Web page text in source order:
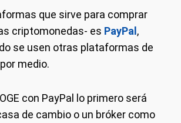
que sirve para comprar
criptomonedas- es PayPal,
se usen otras plataformas de
medio.
con PayPal lo primero será
de cambio o un bróker como